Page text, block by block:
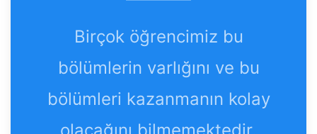
Birçok öğrencimiz bu
bölümlerin varlığını ve bu
bölümleri kazanmanın kolay